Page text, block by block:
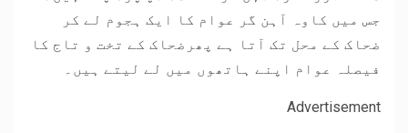
جس میں کاوہ آہن گر عوام کا ایک ہجوم لے کر
ضحاک کے محل تک آتا ہے پھرضحاک کے تخت و تاج کا
فیصلہ عوام اپنے ہاتھوں میں لے لیتے ہیں۔
Advertisement